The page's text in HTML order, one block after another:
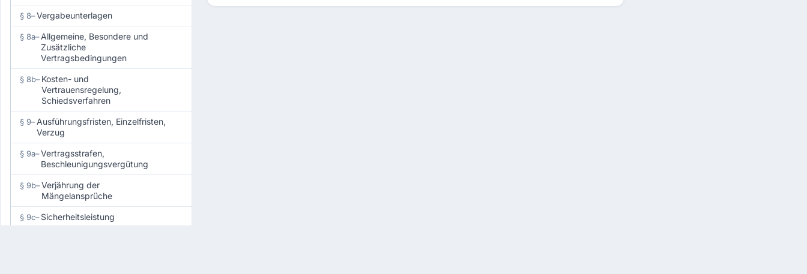
§ 8–Vergabeunterlagen
§ 8a–Allgemeine, Besondere und
Zusätzliche
Vertragsbedingungen
§ 8b–Kosten- und
Vertrauensregelung,
Schiedsverfahren
§ 9–Ausführungsfristen, Einzelfristen,
Verzug
§ 9a–Vertragsstrafen,
Beschleunigungsvergütung
§ 9b–Verjährung der
Mängelansprüche
§ 9c–Sicherheitsleistung